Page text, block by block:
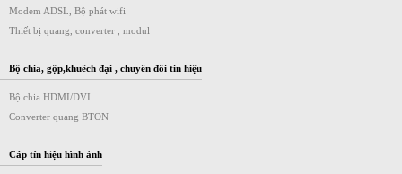
Modem ADSL, Bộ phát wifi
Thiết bị quang, converter , modul
Bộ chia, gộp,khuếch đại , chuyển đổi tin hiệu
Bộ chia HDMI/DVI
Converter quang BTON
Cáp tín hiệu hình ảnh